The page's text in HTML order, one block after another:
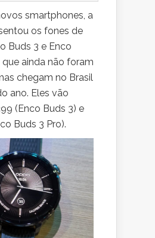
smartphones, a
os fones de
Buds 3 e Enco
que ainda não foram
chegam no Brasil
ano. Eles vão
(Enco Buds 3) e
Buds 3 Pro).